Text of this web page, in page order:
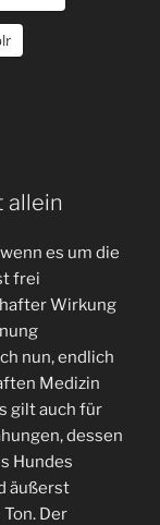
allein
es um die
frei
Wirkung
nun, endlich
Medizin
gilt auch für
dessen
Hundes
äußerst
Der